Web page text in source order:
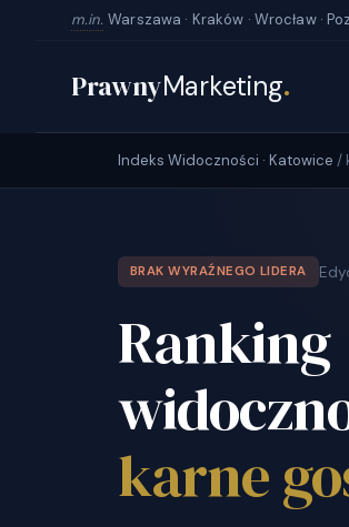
m.in. Warszawa · Kraków · Wrocław ·
PrawnyMarketing.
Indeks Widoczności · Katowice /
BRAK WYRAŹNEGO LIDERA
Ranking
karne